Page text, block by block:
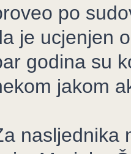
po
je ucjenjen
godina su
jakom
nasljednika